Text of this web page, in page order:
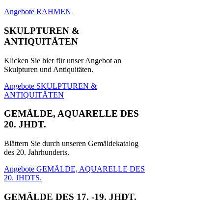
Angebote RAHMEN
SKULPTUREN &
ANTIQUITÄTEN
Klicken Sie hier für unser Angebot an
Skulpturen und Antiquitäten.
Angebote SKULPTUREN &
ANTIQUITÄTEN
GEMÄLDE, AQUARELLE DES
20. JHDT.
Blättern Sie durch unseren Gemäldekatalog
des 20. Jahrhunderts.
Angebote GEMÄLDE, AQUARELLE DES
20. JHDTS.
GEMÄLDE DES 17. -19. JHDT.